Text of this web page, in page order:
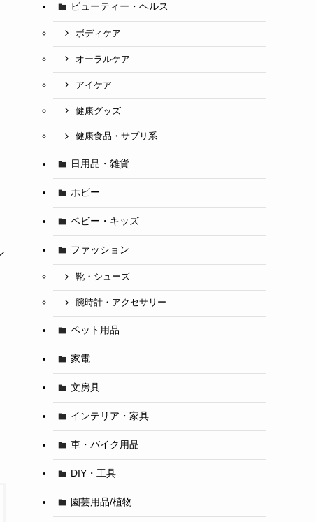
ビューティー・ヘルス
ボディケア
オーラルケア
アイケア
健康グッズ
健康食品・サプリ系
日用品・雑貨
ホビー
ベビー・キッズ
ファッション
靴・シューズ
腕時計・アクセサリー
ペット用品
家電
文房具
インテリア・家具
車・バイク用品
DIY・工具
園芸用品/植物